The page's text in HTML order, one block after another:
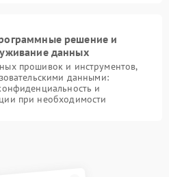
решение и
данных
прошивок и инструментов,
данными:
и
при необходимости